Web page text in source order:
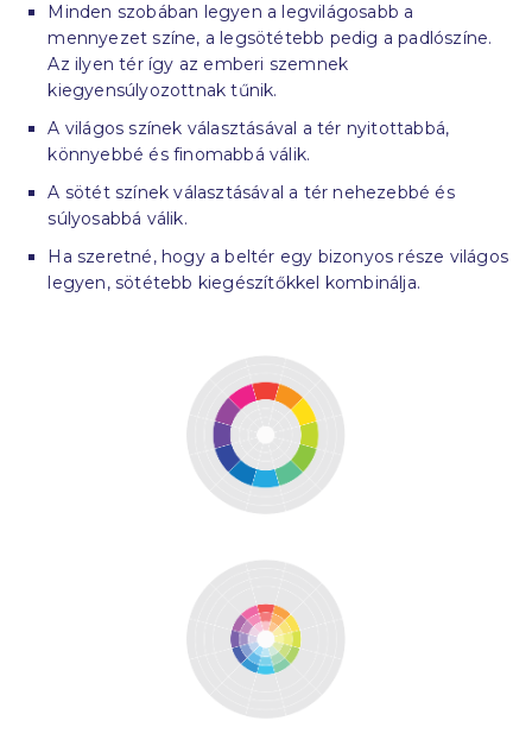
Minden szobában legyen a legvilágosabb a
mennyezet színe, a legsötétebb pedig a padlószíne.
Az ilyen tér így az emberi szemnek
kiegyensúlyozottnak tűnik.
A világos színek választásával a tér nyitottabbá,
könnyebbé és finomabbá válik.
A sötét színek választásával a tér nehezebbé és
súlyosabbá válik.
Ha szeretné, hogy a beltér egy bizonyos része világos
legyen, sötétebb kiegészítőkkel kombinálja.